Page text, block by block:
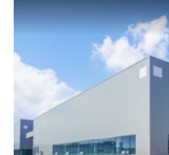
Fabbricati Costruiti per
a Padova
Cinto Euganeo
Offerta minima
105.000 € 140.000 €
Codice asta:
Asta chiusa